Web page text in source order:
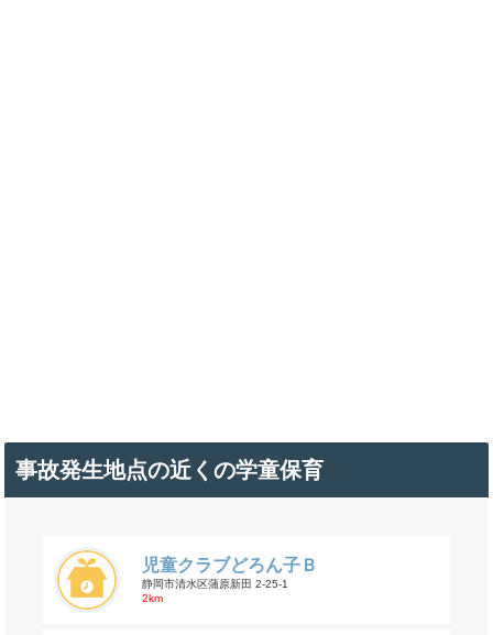
事故発生地点の近くの学童保育
児童クラブどろん子Ｂ
静岡市清水区蒲原新田 2-25-1
2km